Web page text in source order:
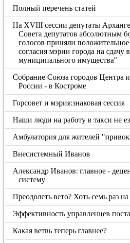
Полный перечень статей
На XVIII сессии депутаты
Совета депутатов абсолютным
голосов приняли
согласия мэрии города на сдачу
муниципального имущества"
Собрание Союза городов Центра и
России - в Костроме
Горсовет и мэрия:знаковая сессия
Наши люди на работу в такси не
Амбулатория для жителей
Внесистемный Иванов
Александр Иванов: главное -
систему
Преодолеть вето? Хоть семь раз
Эффективность управленцев
Какая ветвь теперь главнее?